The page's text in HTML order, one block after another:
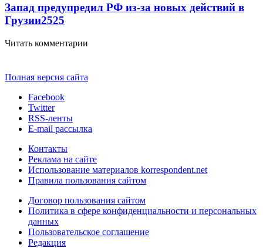
Запад предупредил РФ из-за новых действий в
Грузии2525
Читать комментарии
Полная версия сайта
Facebook
Twitter
RSS-ленты
E-mail рассылка
Контакты
Реклама на сайте
Использование материалов korrespondent.net
Правила пользования сайтом
Договор пользования сайтом
Политика в сфере конфиденциальности и персональных
данных
Пользовательское соглашение
Редакция